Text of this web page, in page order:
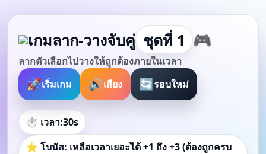
เกมลาก-วางจับคู่ ชุดที่ 1 🎮
ลากตัวเลือกไปวางให้ถูกต้องภายในเวลา
🚀เริ่มเกม 🔊เสียง 🔄 รอบใหม่
⏱️ เวลา:30s
⭐ โบนัส: เหลือเวลาเยอะได้ +1 ถึง +3 (ต้องถูกครบ